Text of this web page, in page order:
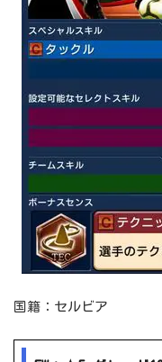
国籍：セルビア